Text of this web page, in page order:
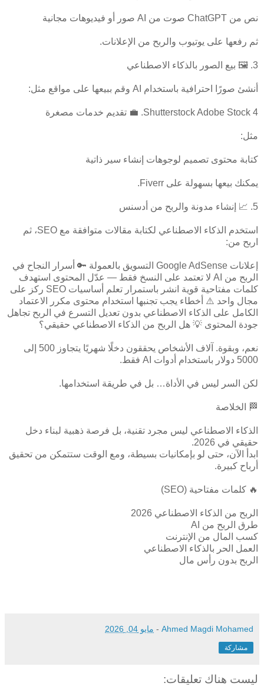
نص من ChatGPT صوت من AI صور أو فيديوهات مجانية
ثم رفعها على يوتيوب والربح من الإعلانات.
3. 🖼️ بيع الصور بالذكاء الاصطناعي
أنشئ صورًا احترافية باستخدام AI وقم ببيعها على مواقع مثل:
Shutterstock Adobe Stock 4. 💼 تقديم خدمات مصغرة
مثل:
كتابة محتوى تصميم لوجوهات إنشاء سير ذاتية
يمكنك بيعها بسهولة على Fiverr.
5. 📈 إنشاء مدونة والربح من أدسنس
استخدم الذكاء الاصطناعي لكتابة مقالات متوافقة مع SEO، ثم
اربح من:
إعلانات Google AdSense التسويق بالعمولة 🔑 أسرار النجاح في
الربح من AI لا تعتمد على النسخ فقط — عدّل المحتوى استهدف
كلمات مفتاحية قوية انشر باستمرار تعلم أساسيات SEO ركز على
مجال واحد ⚠️ أخطاء يجب تجنبها استخدام محتوى مكرر الاعتماد
الكامل على الذكاء الاصطناعي بدون تعديل التسرع في الربح تجاهل
جودة المحتوى 💡 هل الربح من الذكاء الاصطناعي حقيقي؟
نعم، وبقوة. آلاف الأشخاص يحققون دخلًا شهريًا يتجاوز 500 إلى
5000 دولار باستخدام أدوات AI فقط.
لكن السر ليس في الأداة… بل في طريقة استخدامها.
🏁 الخلاصة
الذكاء الاصطناعي ليس مجرد تقنية، بل فرصة ذهبية لبناء دخل
حقيقي في 2026.
ابدأ الآن، حتى لو بإمكانيات بسيطة، ومع الوقت ستتمكن من تحقيق
أرباح كبيرة.
🔥 كلمات مفتاحية (SEO)
الربح من الذكاء الاصطناعي 2026
طرق الربح من AI
كسب المال من الإنترنت
العمل الحر بالذكاء الاصطناعي
الربح بدون رأس مال
Ahmed Magdi Mohamed
- مايو 04, 2026
مشاركة
ليست هناك تعليقات: